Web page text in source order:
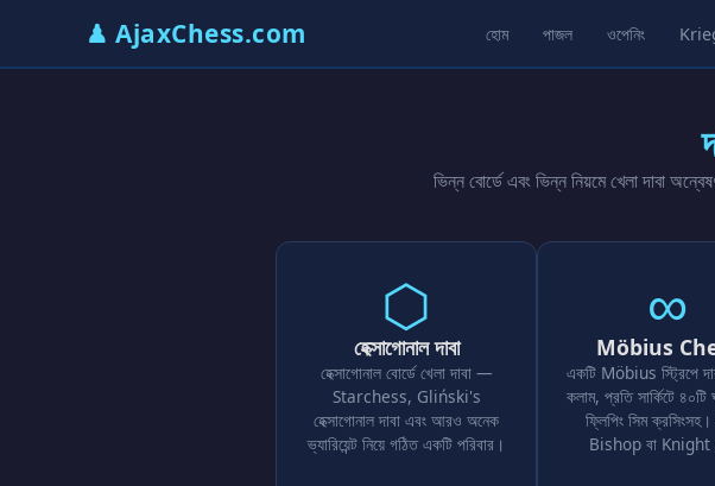
♟ AjaxChess.com হোম পাজল ওপেনিং
ভিন্ন বোর্ডে এবং ভিন্ন নিয়মে খেলা দাবা
⬡
হেক্সাগোনাল দাবা
হেক্সাগোনাল বোর্ডে খেলা দাবা —
Starchess, Gliński's
হেক্সাগোনাল দাবা এবং আরও অনেক
ভ্যারিয়েন্ট নিয়ে গঠিত একটি পরিবার।
∞
Möbius
একটি Möbius স্ট্রিপে
কলাম, প্রতি সার্কিটে
ফ্লিপিং সিম
Bishop বা Knight